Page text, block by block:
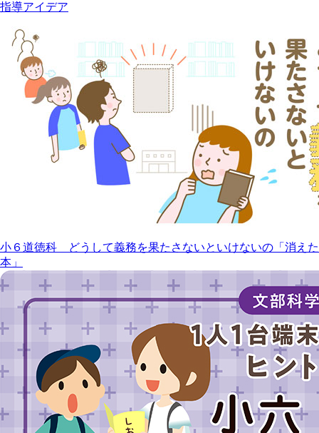
指導アイデア
小６道徳科 どうして義務を果たさないといけないの「消えた
本」